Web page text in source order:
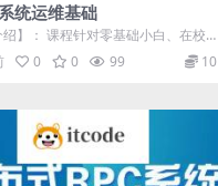
统运维基础
绍】： 课程针对零基础小白、在校
想自学学习Linux系统运维的人...
0 0 99 10